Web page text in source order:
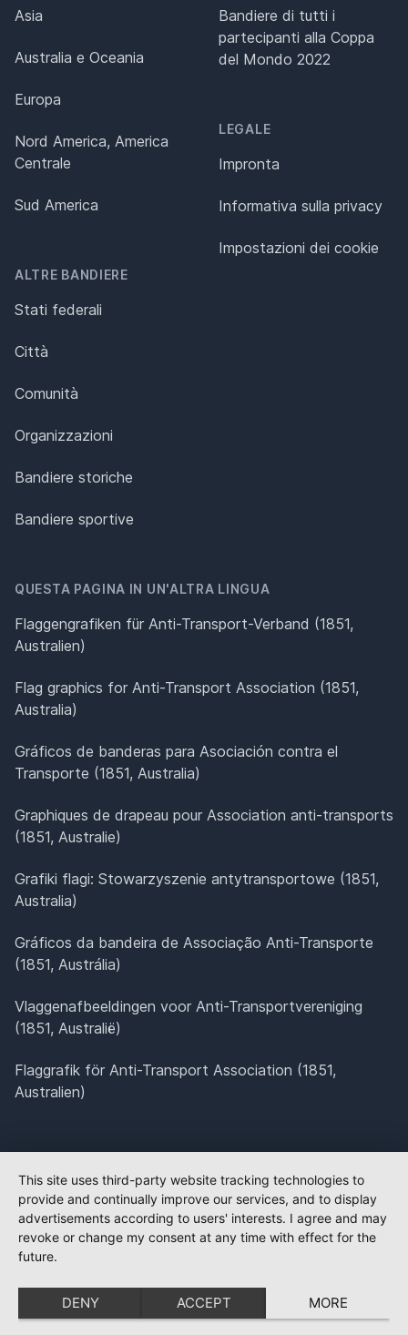
Asia
Australia e Oceania
Europa
Nord America, America
Centrale
Sud America
ALTRE BANDIERE
Stati federali
Città
Comunità
Organizzazioni
Bandiere storiche
Bandiere sportive
Bandiere di tutti i
partecipanti alla Coppa
del Mondo 2022
LEGALE
Impronta
Informativa sulla privacy
Impostazioni dei cookie
QUESTA PAGINA IN UN'ALTRA LINGUA
Flaggengrafiken für Anti-Transport-Verband (1851,
Australien)
Flag graphics for Anti-Transport Association (1851,
Australia)
Gráficos de banderas para Asociación contra el
Transporte (1851, Australia)
Graphiques de drapeau pour Association anti-transports
(1851, Australie)
Grafiki flagi: Stowarzyszenie antytransportowe (1851,
Australia)
Gráficos da bandeira de Associação Anti-Transporte
(1851, Austrália)
Vlaggenafbeeldingen voor Anti-Transportvereniging
(1851, Australië)
Flaggrafik för Anti-Transport Association (1851,
Australien)
This site uses third-party website tracking technologies to
provide and continually improve our services, and to display
advertisements according to users' interests. I agree and may
revoke or change my consent at any time with effect for the
future.
DENY ACCEPT MORE